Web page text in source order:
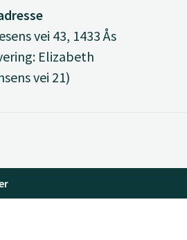
vei 43, 1433 Ås
Elizabeth
vei 21)